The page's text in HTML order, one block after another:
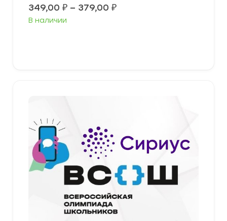
349,00 ₽ – 379,00 ₽Диапазон
В наличии